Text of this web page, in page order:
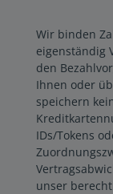
Wir binden
eigenständig
den
Ihnen oder
speichern
IDs/Tokens
unser